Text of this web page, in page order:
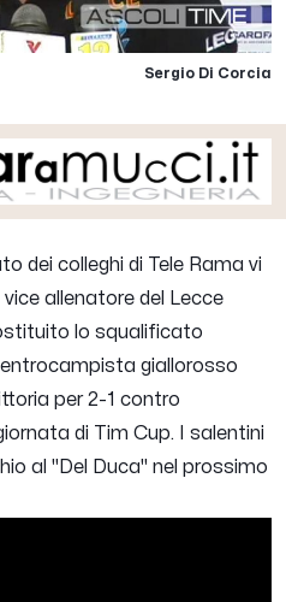
Sergio Di Corcia
dei colleghi di Tele Rama vi
allenatore del Lecce
lo squalificato
giallorosso
per 2-1 contro
di Tim Cup. I salentini
al "Del Duca" nel prossimo